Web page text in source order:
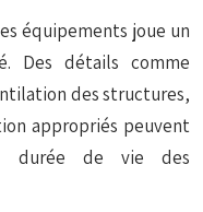
équipements joue un
Des détails comme
des structures,
appropriés peuvent
durée de vie des